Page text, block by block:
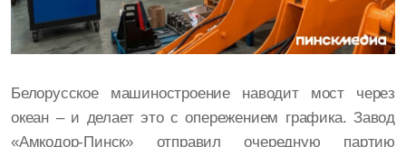
Белорусское машиностроение наводит мост через
океан – и делает это с опережением графика. Завод
«Амкодор-Пинск» отправил очередную партию